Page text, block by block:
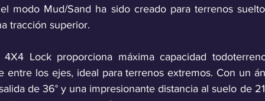
modo Mud/Sand ha sido creado para terrenos
tracción superior.
Lock proporciona máxima capacidad
entre los ejes, ideal para terrenos extremos. Con un
de 36° y una impresionante distancia al suelo de